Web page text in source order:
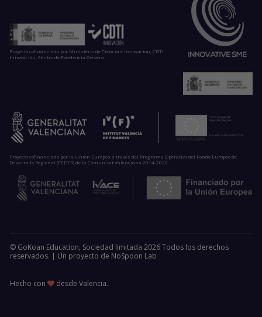
Proyecto cofinanciado por Ministerio de Ciencia e Innovación, CDTI
Innovación, Centro de Excelencia Cervera.
Proyecto cofinanciado por la Unión Europea a través del Programa Operativo del Fondo Europeo de
Desarrollo Regional (FEDER) de la Comunitat Valenciana 2014-2020
© GoKoan Education, Sociedad limitada 2026 Todos los derechos
reservados. | Un proyecto de NoSpoon Lab
Hecho con desde Valencia.